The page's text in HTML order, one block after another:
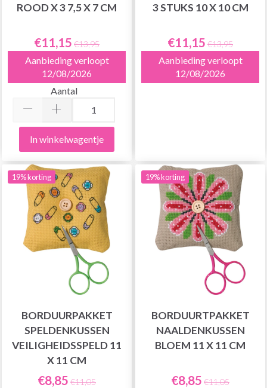
ROOD X 3 7,5 X 7 CM
€11,15 €13,95
Aanbieding verloopt
12/08/2026
Aantal
In winkelwagentje
3 STUKS 10 X 10 CM
€11,15 €13,95
Aanbieding verloopt
12/08/2026
19% korting
BORDUURPAKKET
SPELDENKUSSEN
VEILIGHEIDSSPELD 11
X 11 CM
€8,85 €11,05
19% korting
BORDUURTPAKKET
NAALDENKUSSEN
BLOEM 11 X 11 CM
€8,85 €11,05